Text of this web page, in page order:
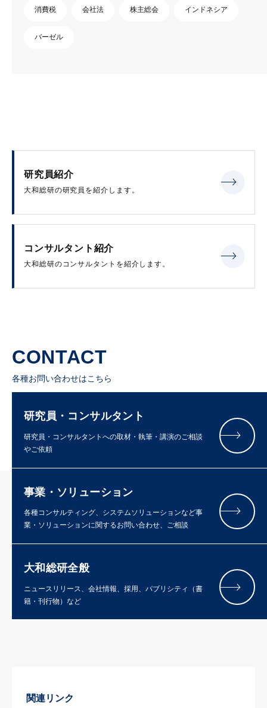
消費税 会社法 株主総会 インドネシア
バーゼル
研究員紹介
大和総研の研究員を紹介します。
コンサルタント紹介
大和総研のコンサルタントを紹介します。
CONTACT
各種お問い合わせはこちら
研究員・コンサルタント
研究員・コンサルタントへの取材・執筆・講演のご相談
やご依頼
事業・ソリューション
各種コンサルティング、システムソリューションなど事
業・ソリューションに関するお問い合わせ、ご相談
大和総研全般
ニュースリリース、会社情報、採用、パブリシティ（書
籍・刊行物）など
関連リンク